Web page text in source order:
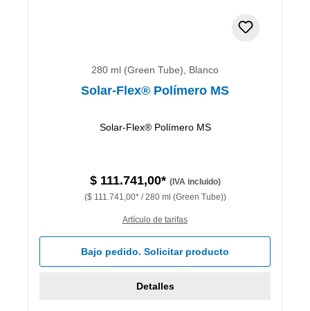
280 ml (Green Tube), Blanco
Solar-Flex® Polímero MS
Solar-Flex® Polímero MS
$ 111.741,00* (IVA incluido)
($ 111.741,00* / 280 ml (Green Tube))
Artículo de tarifas
Bajo pedido. Solicitar producto
Detalles